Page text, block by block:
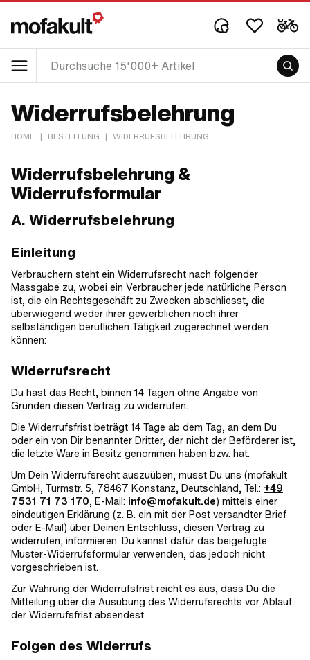
Widerrufsbelehrung
HOME | BESTELLUNG | WIDERRUFSBELEHRUNG
Widerrufsbelehrung &
Widerrufsformular
A. Widerrufsbelehrung
Einleitung
Verbrauchern steht ein Widerrufsrecht nach folgender
Massgabe zu, wobei ein Verbraucher jede natürliche Person
ist, die ein Rechtsgeschäft zu Zwecken abschliesst, die
überwiegend weder ihrer gewerblichen noch ihrer
selbständigen beruflichen Tätigkeit zugerechnet werden
können:
Widerrufsrecht
Du hast das Recht, binnen 14 Tagen ohne Angabe von
Gründen diesen Vertrag zu widerrufen.
Die Widerrufsfrist beträgt 14 Tage ab dem Tag, an dem Du
oder ein von Dir benannter Dritter, der nicht der Beförderer ist,
die letzte Ware in Besitz genommen haben bzw. hat.
Um Dein Widerrufsrecht auszuüben, musst Du uns (mofakult
GmbH, Turmstr. 5, 78467 Konstanz, Deutschland, Tel.: +49
7531 71 73 170, E-Mail: info@mofakult.de) mittels einer
eindeutigen Erklärung (z. B. ein mit der Post versandter Brief
oder E-Mail) über Deinen Entschluss, diesen Vertrag zu
widerrufen, informieren. Du kannst dafür das beigefügte
Muster-Widerrufsformular verwenden, das jedoch nicht
vorgeschrieben ist.
Zur Wahrung der Widerrufsfrist reicht es aus, dass Du die
Mitteilung über die Ausübung des Widerrufsrechts vor Ablauf
der Widerrufsfrist absendest.
Folgen des Widerrufs